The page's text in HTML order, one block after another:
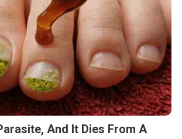
And It Dies From A